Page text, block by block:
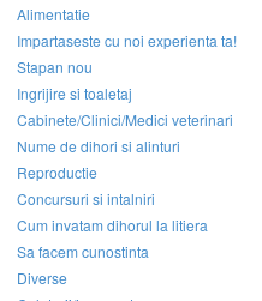
Alimentatie
Impartaseste cu noi experienta ta!
Stapan nou
Ingrijire si toaletaj
Cabinete/Clinici/Medici veterinari
Nume de dihori si alinturi
Reproductie
Concursuri si intalniri
Cum invatam dihorul la litiera
Sa facem cunostinta
Diverse